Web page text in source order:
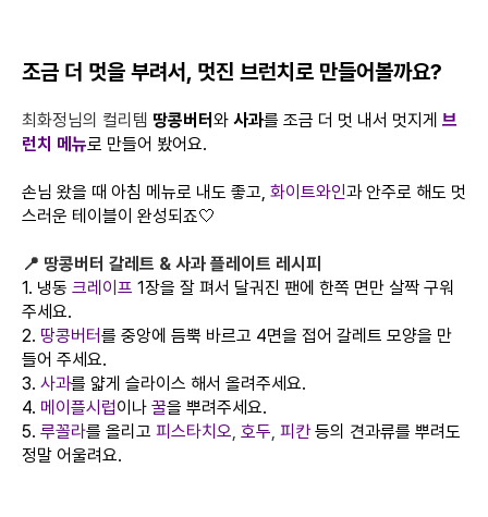
조금 더 멋을 부려서, 멋진 브런치로 만들어볼까요?
최화정님의 컬리템 땅콩버터 와 사과를 조금 더 멋 내서 멋지게 브
런치 메뉴로 만들어 봤어요.
손님 왔을 때 아침 메뉴로 내도 좋고, 화이트와인과 안주로 해도 멋
스러운 테이블이 완성되죠🤍
📍 땅콩버터 갈레트 & 사과 플레이트 레시피
1. 냉동 크레이프 1장을 잘 펴서 달궈진 팬에 한쪽 면만 살짝 구워
주세요.
2. 땅콩버터를 중앙에 듬뿍 바르고 4면을 접어 갈레트 모양을 만
들어 주세요.
3. 사과를 얇게 슬라이스 해서 올려주세요.
4. 메이플시럽이나 꿀을 뿌려주세요.
5. 루꼴라를 올리고 피스타치오, 호두, 피칸 등의 견과류를 뿌려도
정말 어울려요.